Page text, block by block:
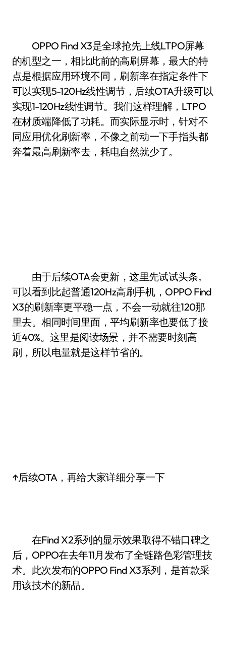
OPPO Find X3是全球抢先上线LTPO屏幕
的机型之一，相比此前的高刷屏幕，最大的特
点是根据应用环境不同，刷新率在指定条件下
可以实现5-120Hz线性调节，后续OTA升级可以
实现1-120Hz线性调节。我们这样理解，LTPO
在材质端降低了功耗。而实际显示时，针对不
同应用优化刷新率，不像之前动一下手指头都
奔着最高刷新率去，耗电自然就少了。
由于后续OTA会更新，这里先试试头条。
可以看到比起普通120Hz高刷手机，OPPO Find
X3的刷新率更平稳一点，不会一动就往120那
里去。相同时间里面，平均刷新率也要低了接
近40%。这里是阅读场景，并不需要时刻高
刷，所以电量就是这样节省的。
↑后续OTA，再给大家详细分享一下
在Find X2系列的显示效果取得不错口碑之
后，OPPO在去年11月发布了全链路色彩管理技
术。此次发布的OPPO Find X3系列，是首款采
用该技术的新品。